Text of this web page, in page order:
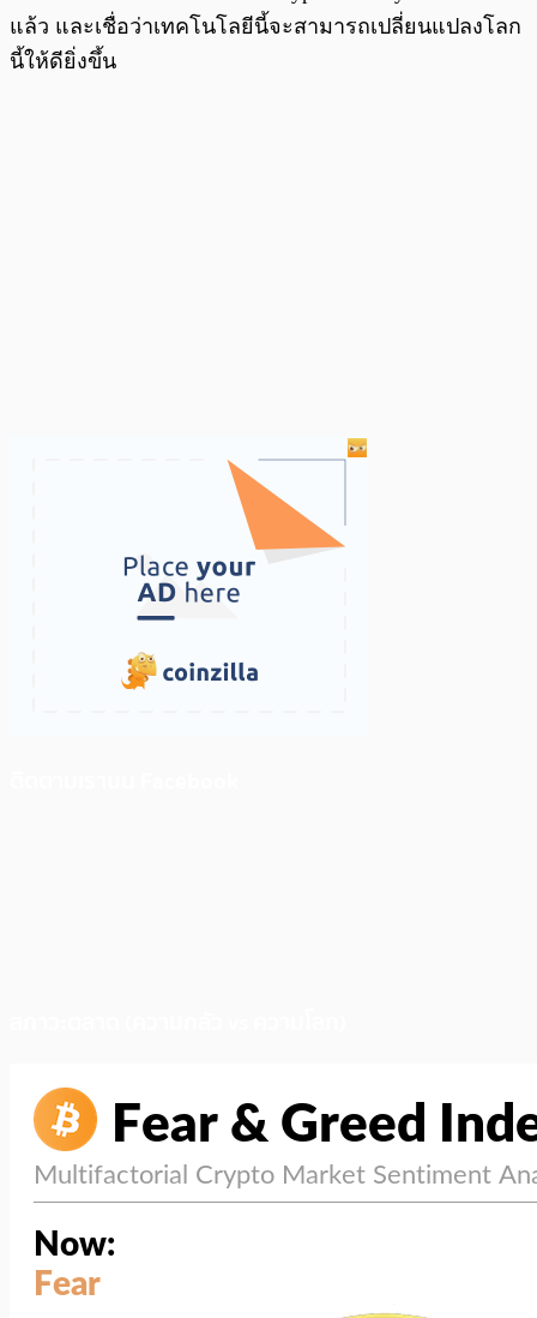
แล้ว และเชื่อว่าเทคโนโลยีนี้จะสามารถเปลี่ยนแปลงโลก
นี้ให้ดียิ่งขึ้น